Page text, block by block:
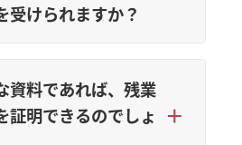
受けられますか？
資料であれば、残業
証明できるのでしょ